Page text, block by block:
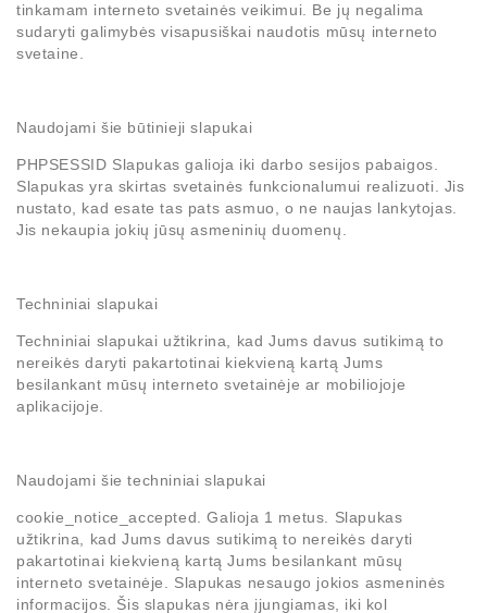
tinkamam interneto svetainės veikimui. Be jų negalima
sudaryti galimybės visapusiškai naudotis mūsų interneto
svetaine.
Naudojami šie būtinieji slapukai
PHPSESSID Slapukas galioja iki darbo sesijos pabaigos.
Slapukas yra skirtas svetainės funkcionalumui realizuoti. Jis
nustato, kad esate tas pats asmuo, o ne naujas lankytojas.
Jis nekaupia jokių jūsų asmeninių duomenų.
Techniniai slapukai
Techniniai slapukai užtikrina, kad Jums davus sutikimą to
nereikės daryti pakartotinai kiekvieną kartą Jums
besilankant mūsų interneto svetainėje ar mobiliojoje
aplikacijoje.
Naudojami šie techniniai slapukai
cookie_notice_accepted . Galioja 1 metus. Slapukas
užtikrina, kad Jums davus sutikimą to nereikės daryti
pakartotinai kiekvieną kartą Jums besilankant mūsų
interneto svetainėje. Slapukas nesaugo jokios asmeninės
informacijos. Šis slapukas nėra įjungiamas, iki kol